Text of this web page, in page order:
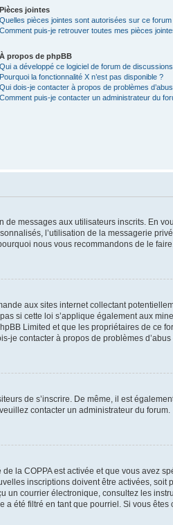
Pièces jointes
Quelles pièces jointes sont autorisées sur ce forum
Comment puis-je retrouver toutes mes pièces
À propos de phpBB
Qui a développé ce logiciel de forum de
Pourquoi la fonctionnalité X n’est pas disponible ?
Qui dois-je contacter à propos de problèmes
Comment puis-je contacter un administrateur du
messages aux utilisateurs inscrits. En
l’utilisation de la messagerie
nous vous recommandons de le faire.
aux sites internet collectant
si cette loi s’applique également aux
Limited et que les propriétaires de ce
contacter à propos de problèmes d’abus
de s’inscrire. De même, il est
contacter un administrateur du forum.
la COPPA est activée et que vous avez
inscriptions doivent être activées, soit
courrier électronique, consultez les
été filtré en tant que pourriel. Si vous